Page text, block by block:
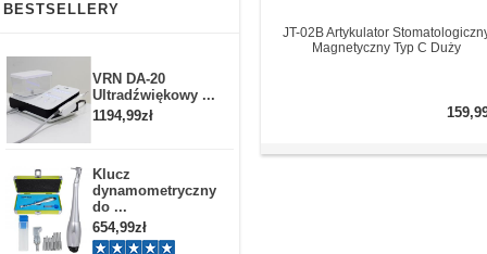
BESTSELLERY
VRN DA-20
Ultradźwiękowy ...
1194,99zł
Klucz
dynamometryczny
do ...
654,99zł
JT-02B Artykulator
Magnetyczny Typ C Duży